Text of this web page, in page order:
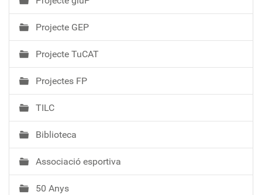
Projecte GEP
Projecte TuCAT
Projectes FP
TILC
Biblioteca
Associació esportiva
50 Anys